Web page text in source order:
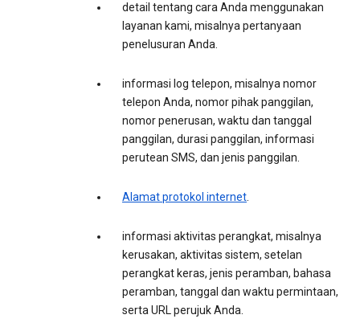
detail tentang cara Anda menggunakan
layanan kami, misalnya pertanyaan
penelusuran Anda.
informasi log telepon, misalnya nomor
telepon Anda, nomor pihak panggilan,
nomor penerusan, waktu dan tanggal
panggilan, durasi panggilan, informasi
perutean SMS, dan jenis panggilan.
Alamat protokol internet.
informasi aktivitas perangkat, misalnya
kerusakan, aktivitas sistem, setelan
perangkat keras, jenis peramban, bahasa
peramban, tanggal dan waktu permintaan,
serta URL perujuk Anda.